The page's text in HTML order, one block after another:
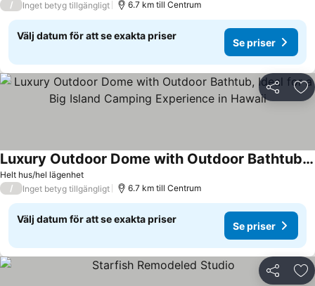
/ Inget betyg tillgängligt 6.7 km till Centrum
Välj datum för att se exakta priser
Se priser
Dela
Helt hus/hel lägenhet
Luxury Outdoor Dome with Outdoor Bathtub, Ideal for a Big Island Camping Experience in Hawaii
/ Inget betyg tillgängligt 6.7 km till Centrum
Välj datum för att se exakta priser
Se priser
Dela